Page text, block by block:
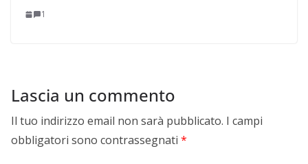
1
Lascia un commento
Il tuo indirizzo email non sarà pubblicato. I campi
obbligatori sono contrassegnati *